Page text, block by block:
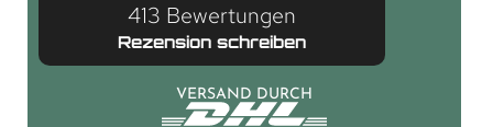
413 Bewertungen
Rezension schreiben
VERSAND DURCH